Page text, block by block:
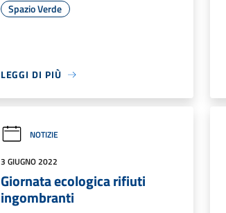
Spazio Verde
LEGGI DI PIÙ
NOTIZIE
3 GIUGNO 2022
Giornata ecologica rifiuti
ingombranti